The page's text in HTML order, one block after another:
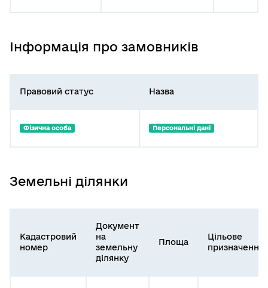
Інформація про замовників
Правовий статус Назва
Фізична особа Персональні дані
Земельні ділянки
Кадастровий
номер
Документ
на
земельну
ділянку
Площа
Цільове
призначення